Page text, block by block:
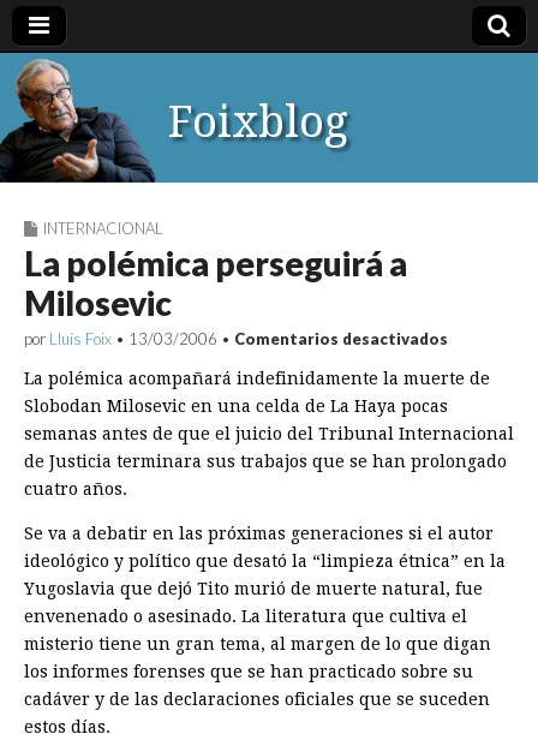
Foixblog
INTERNACIONAL
La polémica perseguirá a
Milosevic
por Lluís Foix • 13/03/2006 • Comentarios desactivados
polémica
Milosevic
La polémica acompañará indefinidamente la muerte de
Slobodan Milosevic en una celda de La Haya pocas
semanas antes de que el juicio del Tribunal Internacional
de Justicia terminara sus trabajos que se han prolongado
cuatro años.
Se va a debatir en las próximas generaciones si el autor
ideológico y político que desató la “limpieza étnica” en la
Yugoslavia que dejó Tito murió de muerte natural, fue
envenenado o asesinado. La literatura que cultiva el
misterio tiene un gran tema, al margen de lo que digan
los informes forenses que se han practicado sobre su
cadáver y de las declaraciones oficiales que se suceden
estos días.